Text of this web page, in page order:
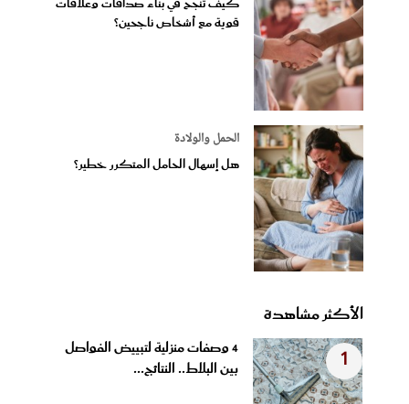
قوية مع أشخاص ناجحين؟
الحمل والولادة
هل إسهال الحامل المتكرر خطير؟
الأكثر مشاهدة
1
4 وصفات منزلية لتبييض الفواصل
بين البلاط.. النتائج...